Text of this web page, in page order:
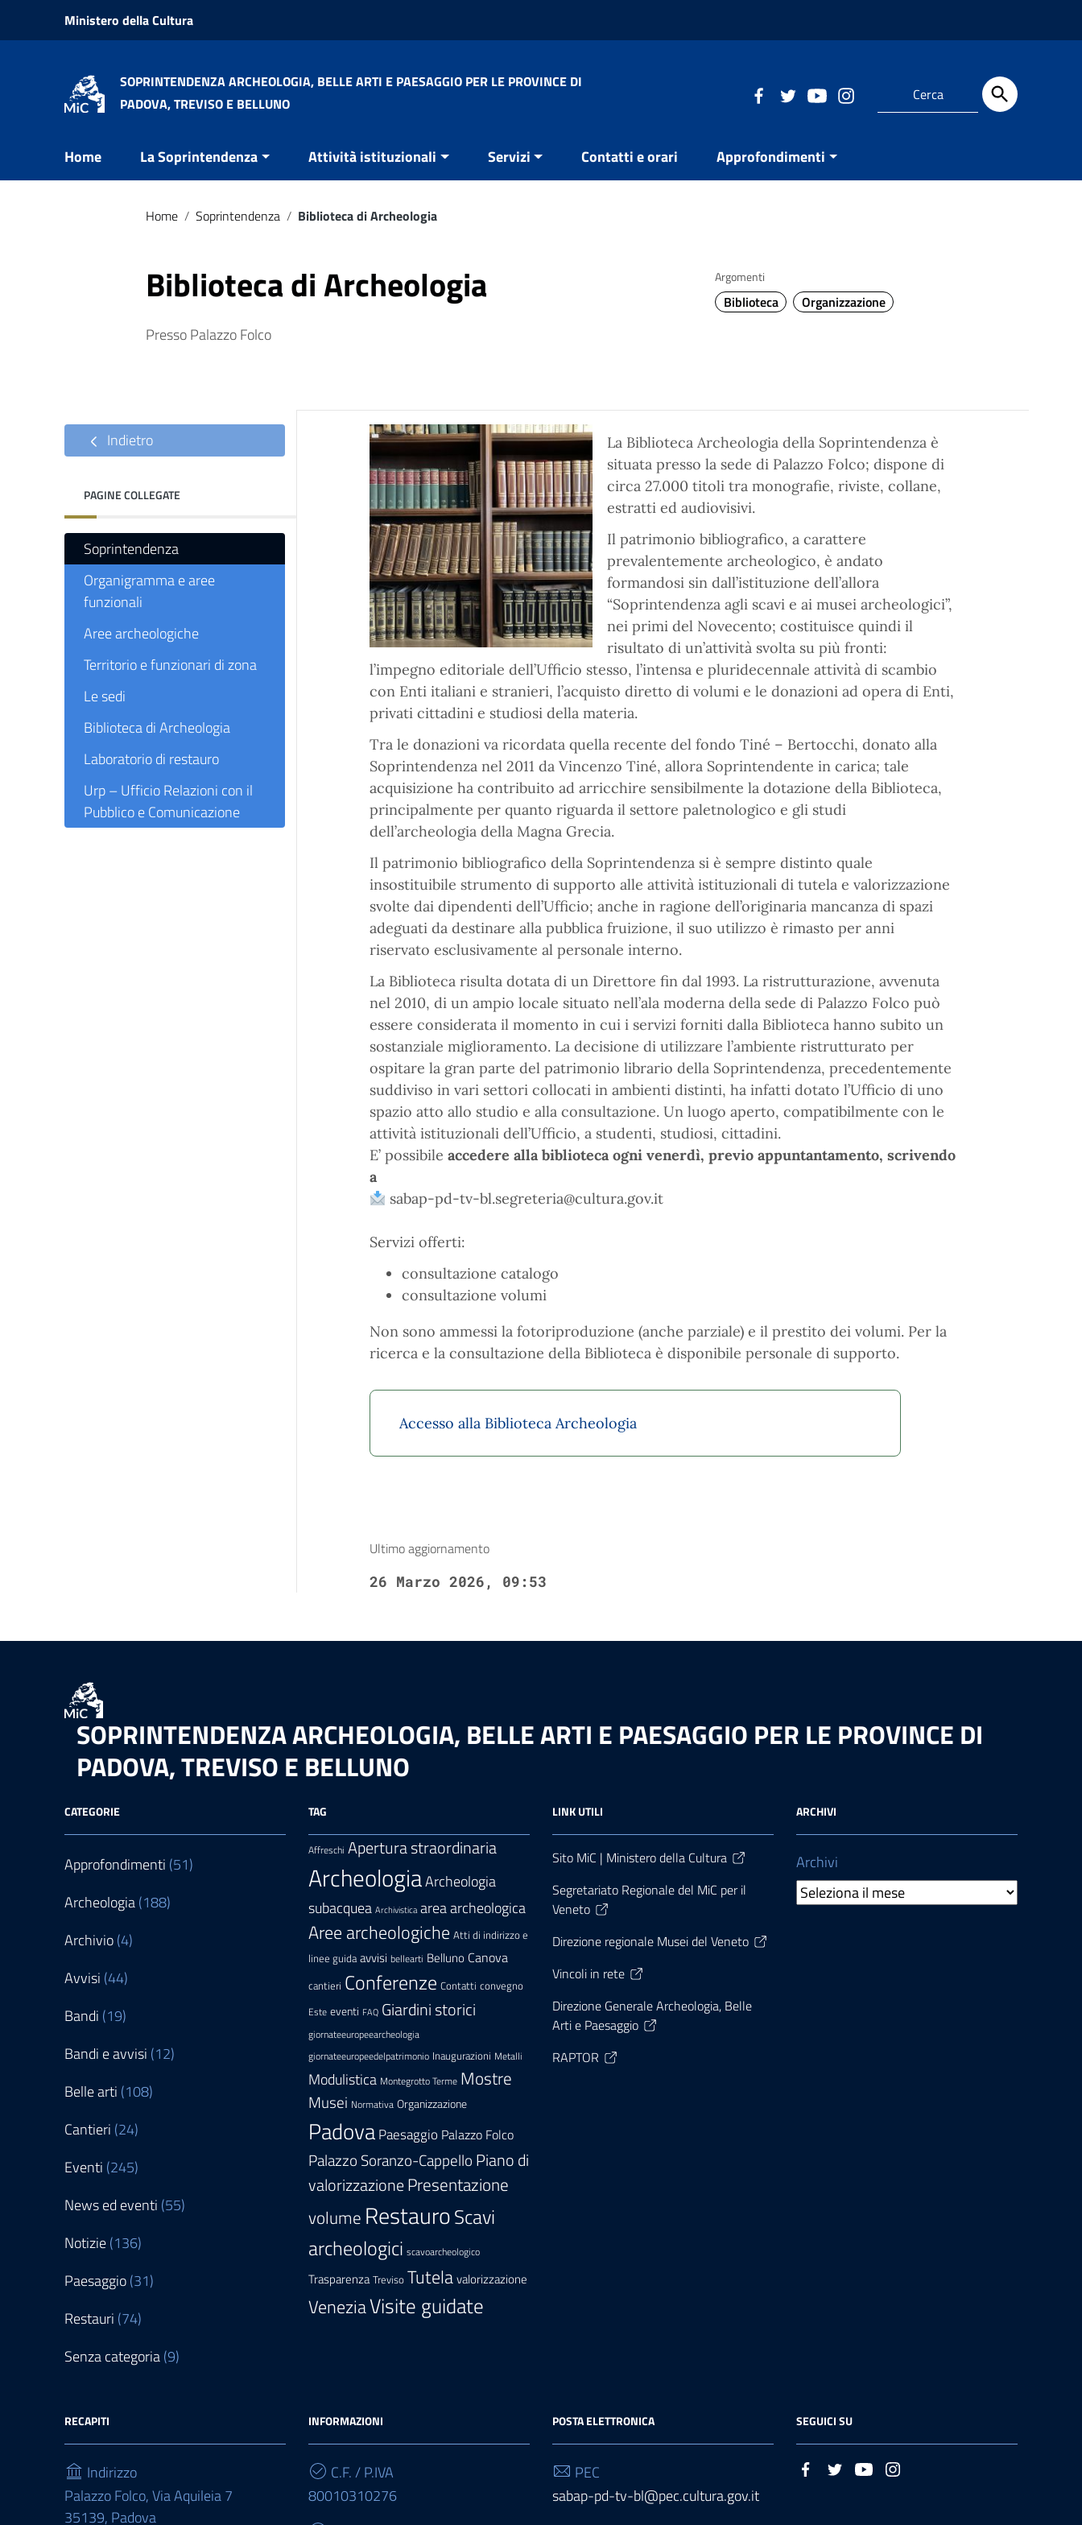
Vai ai contenuti
Vai al menu di navigazione
Ministero della Cultura
SOPRINTENDENZA ARCHEOLOGIA, BELLE ARTI E PAESAGGIO PER LE PROVINCE DI
PADOVA, TREVISO E BELLUNO
Home La Soprintendenza Attività istituzionali Servizi Contatti e orari Approfondimenti
Home / Soprintendenza / Biblioteca di Archeologia
Biblioteca di Archeologia
Presso Palazzo Folco
Argomenti
Biblioteca Organizzazione
Indietro
PAGINE COLLEGATE
Soprintendenza
Organigramma e aree
funzionali
Aree archeologiche
Territorio e funzionari di zona
Le sedi
Biblioteca di Archeologia
Laboratorio di restauro
Urp – Ufficio Relazioni con il
Pubblico e Comunicazione
La Biblioteca Archeologia della Soprintendenza è
situata presso la sede di Palazzo Folco; dispone di
circa 27.000 titoli tra monografie, riviste, collane,
estratti ed audiovisivi.
Il patrimonio bibliografico, a carattere
prevalentemente archeologico, è andato
formandosi sin dall’istituzione dell’allora
“Soprintendenza agli scavi e ai musei archeologici”,
nei primi del Novecento; costituisce quindi il
risultato di un’attività svolta su più fronti:
l’impegno editoriale dell’Ufficio stesso, l’intensa e pluridecennale attività di scambio
con Enti italiani e stranieri, l’acquisto diretto di volumi e le donazioni ad opera di Enti,
privati cittadini e studiosi della materia.
Tra le donazioni va ricordata quella recente del fondo Tiné – Bertocchi, donato alla
Soprintendenza nel 2011 da Vincenzo Tiné, allora Soprintendente in carica; tale
acquisizione ha contribuito ad arricchire sensibilmente la dotazione della Biblioteca,
principalmente per quanto riguarda il settore paletnologico e gli studi
dell’archeologia della Magna Grecia.
Il patrimonio bibliografico della Soprintendenza si è sempre distinto quale
insostituibile strumento di supporto alle attività istituzionali di tutela e valorizzazione
svolte dai dipendenti dell’Ufficio; anche in ragione dell’originaria mancanza di spazi
adeguati da destinare alla pubblica fruizione, il suo utilizzo è rimasto per anni
riservato esclusivamente al personale interno.
La Biblioteca risulta dotata di un Direttore fin dal 1993. La ristrutturazione, avvenuta
nel 2010, di un ampio locale situato nell’ala moderna della sede di Palazzo Folco può
essere considerata il momento in cui i servizi forniti dalla Biblioteca hanno subito un
sostanziale miglioramento. La decisione di utilizzare l’ambiente ristrutturato per
ospitare la gran parte del patrimonio librario della Soprintendenza, precedentemente
suddiviso in vari settori collocati in ambienti distinti, ha infatti dotato l’Ufficio di uno
spazio atto allo studio e alla consultazione. Un luogo aperto, compatibilmente con le
attività istituzionali dell’Ufficio, a studenti, studiosi, cittadini.
E’ possibile accedere alla biblioteca ogni venerdì, previo appuntantamento, scrivendo
a
sabap-pd-tv-bl.segreteria@cultura.gov.it
Servizi offerti:
consultazione catalogo
consultazione volumi
Non sono ammessi la fotoriproduzione (anche parziale) e il prestito dei volumi. Per la
ricerca e la consultazione della Biblioteca è disponibile personale di supporto.
Accesso alla Biblioteca Archeologia
Ultimo aggiornamento
26 Marzo 2026, 09:53
SOPRINTENDENZA ARCHEOLOGIA, BELLE ARTI E PAESAGGIO PER LE PROVINCE DI
PADOVA, TREVISO E BELLUNO
CATEGORIE
Approfondimenti (51)
Archeologia(188)
Archivio(4)
Avvisi (44)
Bandi (19)
Bandi e avvisi (12)
Belle arti (108)
Cantieri (24)
Eventi (245)
News ed eventi (55)
Notizie(136)
Paesaggio(31)
Restauri (74)
Senza categoria(9)
TAG
Affreschi Apertura straordinaria
ArcheologiaArcheologia
subacquea Archivistica area archeologica
Aree archeologiche Atti di indirizzo e
linee guida avvisi bellearti Belluno Canova
cantieri Conferenze Contatti convegno
Este eventi FAQ Giardini storici
giornateeuropeearcheologia
giornateeuropeedelpatrimonio Inaugurazioni Metalli
Modulistica Montegrotto Terme Mostre
Musei Normativa Organizzazione
PadovaPaesaggio Palazzo Folco
Palazzo Soranzo-Cappello Piano di
valorizzazionePresentazione
volume RestauroScavi
archeologici scavoarcheologico
Trasparenza Treviso Tutelavalorizzazione
VeneziaVisite guidate
LINK UTILI
Sito MiC | Ministero della Cultura
Segretariato Regionale del MiC per il
Veneto
Direzione regionale Musei del Veneto
Vincoli in rete
Direzione Generale Archeologia, Belle
Arti e Paesaggio
RAPTOR
ARCHIVI
Archivi
RECAPITI
Indirizzo
Palazzo Folco, Via Aquileia 7
35139, Padova
INFORMAZIONI
C.F. / P.IVA
80010310276
POSTA ELETTRONICA
PEC
sabap-pd-tv-bl@pec.cultura.gov.it
SEGUICI SU